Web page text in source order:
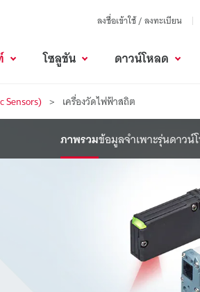
ลงชื่อเข้าใช้ / ลงทะเบียน
โซลูชัน ดาวน์โหลด
Sensors) เครื่องวัดไฟฟ้าสถิต
ภาพรวมข้อมูลจำเพาะรุ่นดาวน์